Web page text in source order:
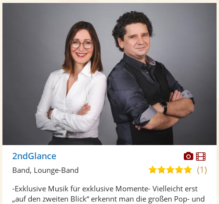
Fotos
2ndGlance
5,0
5
(1)
Band, Lounge-Band
-Exklusive Musik für exklusive Momente- Vielleicht erst
„auf den zweiten Blick“ erkennt man die großen Pop- und